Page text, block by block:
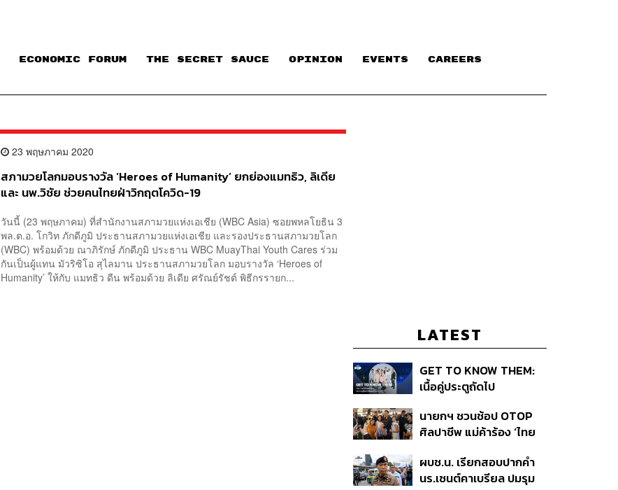
ECONOMIC FORUM THE SECRET SAUCE​ OPINION EVENTS CAREERS
23 พฤษภาคม 2020
สภามวยโลกมอบรางวัล ‘Heroes of Humanity’ ยกย่องแมทธิว, ลิเดีย
และ นพ.วิชัย ช่วยคนไทยฝ่าวิกฤตโควิด-19
วันนี้ (23 พฤษภาคม) ที่สำนักงานสภามวยแห่งเอเชีย (WBC Asia) ซอยพหลโยธิน 3
พล.ต.อ. โกวิท ภักดีภูมิ ประธานสภามวยแห่งเอเชีย และรองประธานสภามวยโลก
(WBC) พร้อมด้วย ณาภิรักษ์ ภักดีภูมิ ประธาน WBC MuayThai Youth Cares ร่วม
กันเป็นผู้แทน มัวริซิโอ สุไลมาน ประธานสภามวยโลก มอบรางวัล ‘Heroes of
Humanity’ ให้กับ แมทธิว ดีน พร้อมด้วย ลิเดีย ศรัณย์รัชต์ พิธีกรรายก...
LATEST
GET TO KNOW THEM:
เนื้อคู่ประตูถัดไป
นายกฯ ชวนช้อป OTOP
ศิลปาชีพ แม่ค้าร้อง ‘ไทย
ถามมีต่อไหม นายกฯ ตอบ
‘เดี๋ยวจะพยายาม’
ผบช.น. เรียกสอบปากคำ
นร.เซนต์คาเบรียล ปมรุม